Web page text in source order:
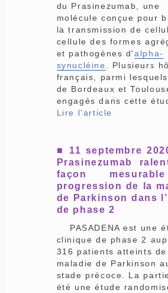
du Prasinezumab, une
molécule conçue pour
la transmission de
cellule des formes
et pathogènes d'alpha-
synucléine
. Plusieurs
français, parmi
de Bordeaux et
engagés dans cette
Lire l'article
■ 11 septembre
Prasinezumab
façon
progression de la
de Parkinson dans
de phase 2
PASADENA est une
clinique de phase 2
316 patients atteints de
maladie de Parkinson
stade précoce. La
été une étude